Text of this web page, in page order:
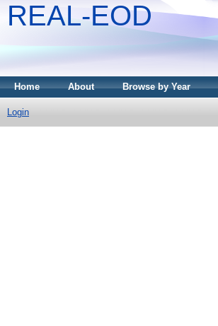
REAL-EOD
Home About Browse by Year
Login